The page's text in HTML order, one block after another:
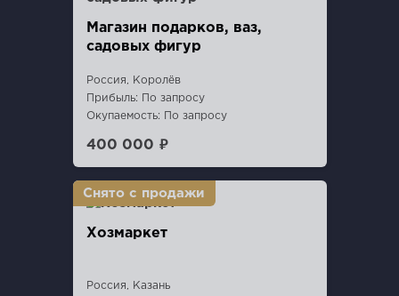
Магазин подарков, ваз,
садовых фигур
Россия, Королёв
Прибыль: По запросу
Окупаемость: По запросу
400 000 ₽
Хозмаркет
Россия, Казань